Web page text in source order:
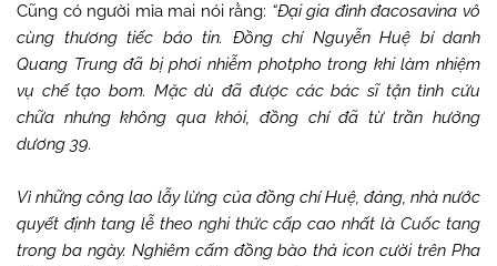
Cũng có người mỉa mai nói rằng: “Đại gia đình đacosavina vô
cùng thương tiếc báo tin. Đồng chí Nguyễn Huệ bí danh
Quang Trung đã bị phơi nhiễm photpho trong khi làm nhiệm
vụ chế tạo bom. Mặc dù đã được các bác sĩ tận tình cứu
chữa nhưng không qua khỏi, đồng chí đã từ trần hưởng
dương 39.
Vì những công lao lẫy lừng của đồng chí Huệ, đảng, nhà nước
quyết định tang lễ theo nghi thức cấp cao nhất là Cuốc tang
trong ba ngày. Nghiêm cấm đồng bào thả icon cười trên Pha